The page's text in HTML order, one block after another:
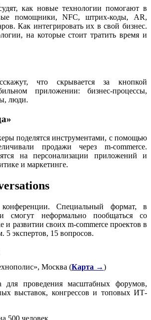
как новые технологии помогают в
помощники, NFC, штрих-коды, AR,
Как интегрировать их в свой бизнес.
на которые стоит тратить время и
что скрывается за кнопкой
приложении: бизнес-процессы,
люди.
поделятся инструментами, с помощью
продажи через m-commerce.
на персонализации приложений и
и маркетинге.
Специальный формат, в
смогут неформально пообщаться со
и развитии своих m-commerce проектов в
5 экспертов, 15 вопросов.
Москва (Карта →)
для проведения масштабных форумов,
выставок, конгрессов и топовых ИТ-